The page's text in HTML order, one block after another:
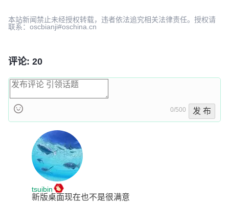
本站新闻禁止未经授权转载，违者依法追究相关法律责任。授权请
联系：oscbianji#oschina.cn
评论: 20
0/500 发 布
tsuibin
新版桌面现在也不是很满意